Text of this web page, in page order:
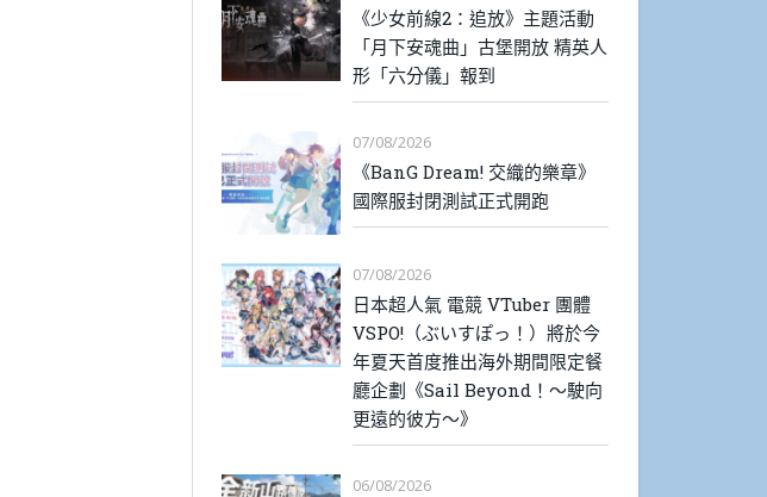
《少女前線2：追放》主題活動
「月下安魂曲」古堡開放 精英人
形「六分儀」報到
07/08/2026
《BanG Dream! 交織的樂章》
國際服封閉測試正式開跑
07/08/2026
日本超人氣 電競 VTuber 團體
VSPO!（ぶいすぽっ！）將於今
年夏天首度推出海外期間限定餐
廳企劃《Sail Beyond！～駛向
更遠的彼方～》
06/08/2026